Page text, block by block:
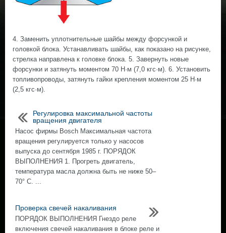
4. Заменить уплотнительные шайбы между форсункой и
головкой блока. Устанавливать шайбы, как показано на рисунке,
стрелка направлена к головке блока. 5. Завернуть новые
форсунки и затянуть моментом 70 Н·м (7,0 кгс·м). 6. Установить
топливопроводы, затянуть гайки крепления моментом 25 Н·м
(2,5 кгс·м).
Регулировка максимальной частоты
вращения двигателя
Насос фирмы Bosch Максимальная частота
вращения регулируется только у насосов
выпуска до сентября 1985 г. ПОРЯДОК
ВЫПОЛНЕНИЯ 1. Прогреть двигатель,
температура масла должна быть не ниже 50–
70° С. ...
Проверка свечей накаливания
ПОРЯДОК ВЫПОЛНЕНИЯ Гнездо реле
включения свечей накаливания в блоке реле и